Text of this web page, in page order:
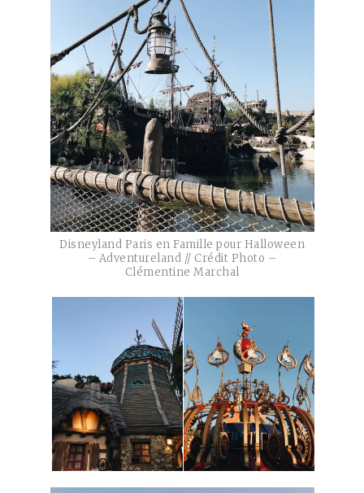
Disneyland Paris en Famille pour Halloween
– Adventureland // Crédit Photo –
Clémentine Marchal